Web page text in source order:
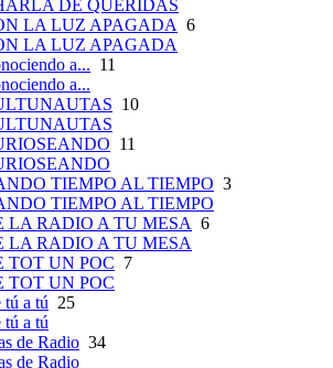
DE QUERIDAS
LA LUZ APAGADA 6
LA LUZ APAGADA
a... 11
a...
10
11
TIEMPO AL TIEMPO 3
TIEMPO AL TIEMPO
LA RADIO A TU MESA 6
LA RADIO A TU MESA
TOT UN POC 7
TOT UN POC
tú a tú 25
tú a tú
de Radio 34
de Radio